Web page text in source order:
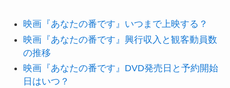
映画『あなたの番です』いつまで上映する？
映画『あなたの番です』興行収入と観客動員数
の推移
映画『あなたの番です』DVD発売日と予約開始
日はいつ？